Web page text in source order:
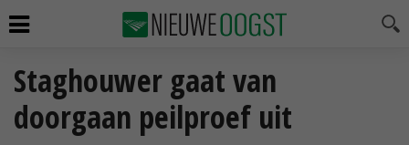
Staghouwer gaat van
doorgaan peilproef uit